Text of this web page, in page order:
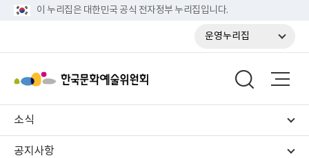
이 누리집은 대한민국 공식 전자정부 누리집입니다.
운영누리집
소식
공지사항